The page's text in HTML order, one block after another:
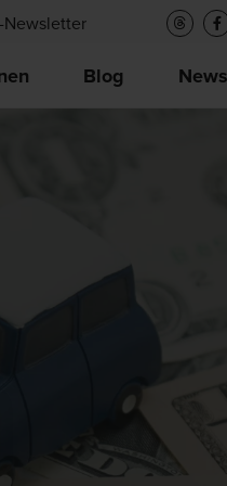
Newsletter
Blog News